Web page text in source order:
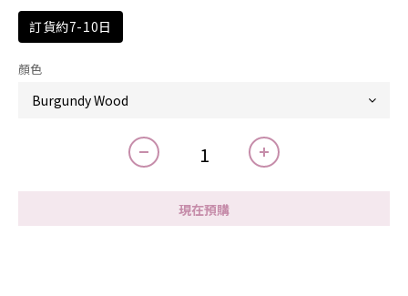
訂貨約7-10日
顏色
現在預購